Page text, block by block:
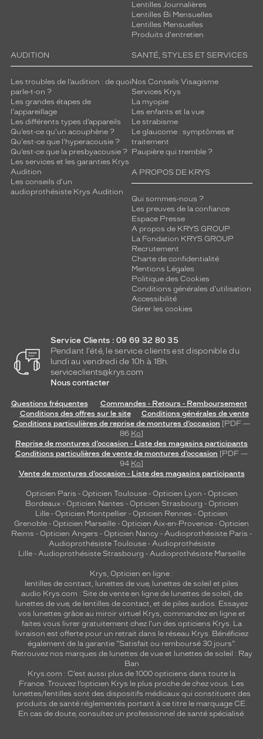
Lentilles Journalières
Lentilles Bi Mensuelles
Lentilles Mensuelles
Produits d'entretien
AUDITION
Les troubles de l’audition : de quoi
parle-t-on ?
Les grandes étapes de
l'appareillage
Les différents types d’appareils
Qu’est-ce qu'un acouphène ?
Qu'est-ce que l'hyperacousie ?
Qu’est-ce que la presbyacousie ?
Les services et les garanties Krys
Audition
Les conseils d'un
audioprothésiste Krys Audition
SANTÉ, STYLES ET SERVICES
Nos Conseils Visagisme
Services Krys
La myopie
Les enfants et la vue
Le strabisme
Le glaucome : symptômes et
traitement
Paupière qui tremble ?
A PROPOS DE KRYS
Qui sommes-nous ?
Les preuves de la confiance
Espace Presse
A propos de KRYS GROUP
La Fondation KRYS GROUP
Recrutement
Charte de confidentialité
Mentions Légales
Politique des Cookies
Conditions générales d'utilisation
Accessibilité
Gérer les cookies
Service Clients : 09 69 32 80 35
Pendant l'été, le service clients est disponible du
lundi au vendredi de 10h à 18h.
serviceclients@krys.com
Nous contacter
Questions fréquentes
Commandes - Retours - Remboursement
Conditions des offres sur le site
Conditions générales de vente
Conditions particulières de reprise de montures d’occasion [PDF —
86 Ko]
Reprise de montures d’occasion - Liste des magasins participants
Conditions particulières de vente de montures d’occasion [PDF —
94 Ko]
Vente de montures d’occasion - Liste des magasins participants
Opticien Paris - Opticien Toulouse- Opticien Lyon - Opticien
Bordeaux- Opticien Nantes - Opticien Strasbourg - Opticien
Lille - Opticien Montpellier - Opticien Rennes - Opticien
Grenoble - Opticien Marseille - Opticien Aix-en-Provence - Opticien
Reims - Opticien Angers - Opticien Nancy - Audioprothésiste Paris -
Audioprothésiste Toulouse- Audioprothésiste
Lille- Audioprothésiste Strasbourg - Audioprothésiste Marseille
Krys, Opticien en ligne :
lentilles de contact, lunettes de vue, lunettes de soleil et piles
audio Krys.com : Site de vente en ligne de lunettes de soleil, de
lunettes de vue, de lentilles de contact, et de piles audios. Essayez
vos lunettes grâce au miroir virtuel Krys, commandez en ligne et
faites vous livrer gratuitement chez l'un des opticiens Krys. La
livraison est offerte pour un retrait dans le réseau Krys. Bénéficiez
également de la garantie "Satisfait ou remboursé 30 jours".
Retrouvez nos marques de lunettes de vue et lunettes de soleil : Ray
Ban
Krys.com : C’est aussi plus de 1000 opticiens dans toute la
France. Trouvez l’opticien Krys le plus proche de chez vous. Les
lunettes/lentilles sont des dispositifs médicaux qui constituent des
produits de santé réglementés portant à ce titre le marquage CE.
En cas de doute, consultez un professionnel de santé spécialisé.